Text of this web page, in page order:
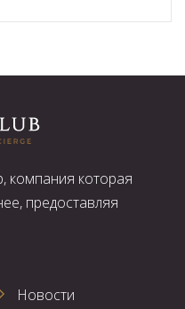
компания которая
предоставляя
Новости